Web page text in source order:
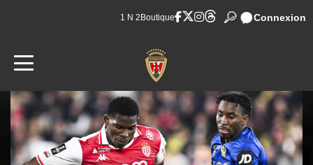
1 N 2 Boutique Connexion